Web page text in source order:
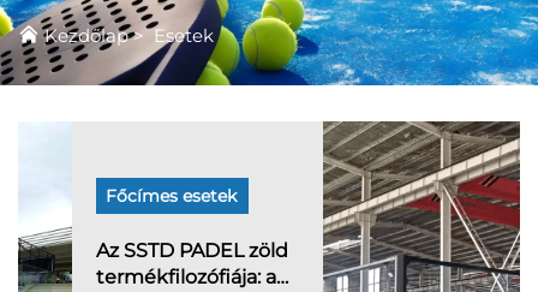
Kezdőlap>Esetek
Főcímes esetek
Az SSTD PADEL zöld
termékfilozófiája: a